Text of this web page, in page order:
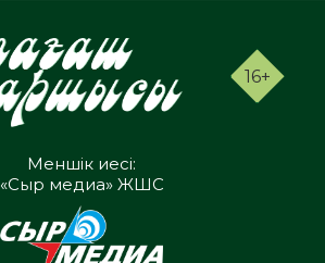
16+
Меншік иесі:
«Сыр медиа» ЖШС